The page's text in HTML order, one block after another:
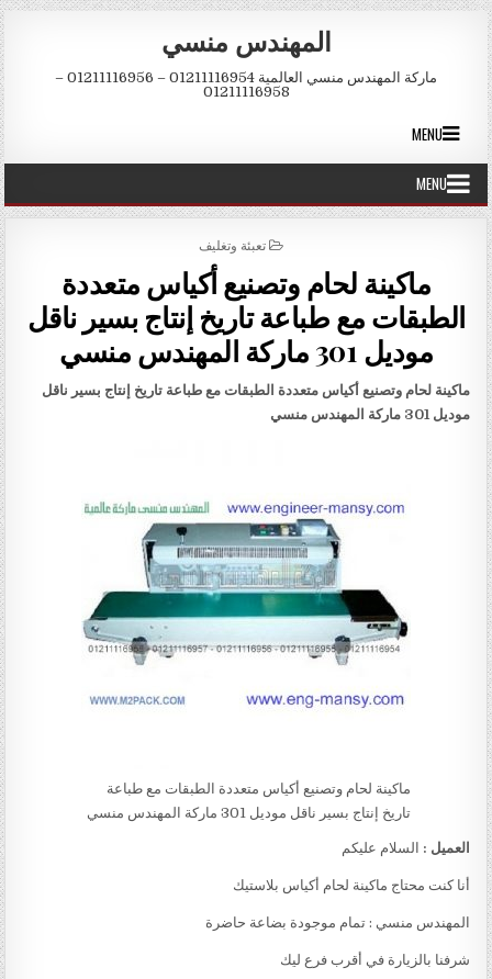
Skip to content
المهندس منسي
ماركة المهندس منسي العالمية 01211116954 – 01211116956 –
01211116958
MENU
MENU
POSTED IN
تعبئة وتغليف
ماكينة لحام وتصنيع أكياس متعددة
الطبقات مع طباعة تاريخ إنتاج بسير ناقل
موديل 301 ماركة المهندس منسي
ماكينة لحام وتصنيع أكياس متعددة الطبقات مع طباعة تاريخ إنتاج بسير ناقل
موديل 301 ماركة المهندس منسي
ماكينة لحام وتصنيع أكياس متعددة الطبقات مع طباعة
تاريخ إنتاج بسير ناقل موديل 301 ماركة المهندس منسي
العميل : السلام عليكم
أنا كنت محتاج ماكينة لحام أكياس بلاستيك
المهندس منسي : تمام موجودة بضاعة حاضرة
شرفنا بالزيارة في أقرب فرع ليك